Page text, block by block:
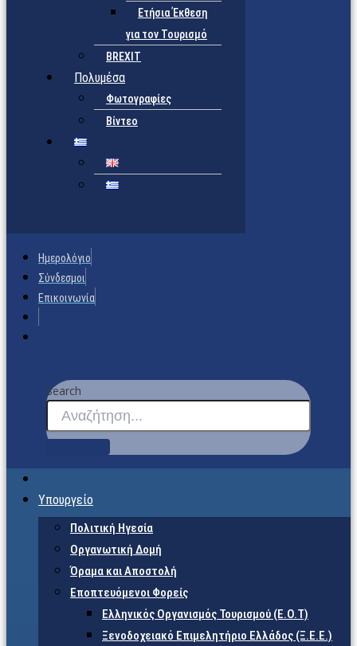
Ετήσια Έκθεση
για τον Τουρισμό
BREXIT
Πολυμέσα
Φωτογραφίες
Βίντεο
Ημερολόγιο
Σύνδεσμοι
Επικοινωνία
Search
Υπουργείο
Πολιτική Ηγεσία
Οργανωτική Δομή
Όραμα και Αποστολή
Εποπτευόμενοι Φορείς
Eλληνικός Οργανισμός Τουρισμού (Ε.Ο.Τ)
Ξενοδοχειακό Επιμελητήριο Ελλάδος (Ξ.Ε.Ε.)